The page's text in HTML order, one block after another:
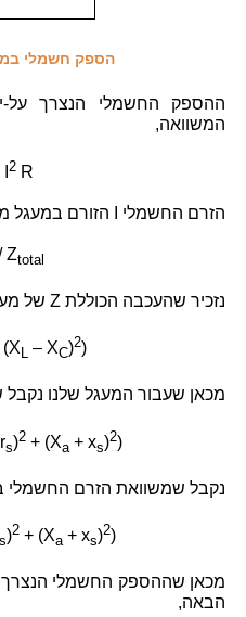
הספק חשמלי
ההספק החשמלי הנצרך על-
המשוואה,
2R
הזרם החשמלי I הזורם במעגל מחושב לפי המשוואה,
Ztotal
נזכיר שהעכבה הכוללת Z של מעגל חשמלי
(XL – XC)2)
מכאן שעבור המעגל שלנו
s)2 + (Xa + xs)2)
נקבל שמשוואת הזרם החשמלי
s)2 + (Xa + xs)2)
מכאן שההספק החשמלי הנצרך
הבאה,